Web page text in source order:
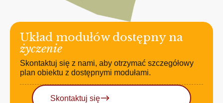
Układ modułów dostępny na
życzenie
Skontaktuj się z nami, aby otrzymać szczegółowy
plan obiektu z dostępnymi modułami.
Skontaktuj się